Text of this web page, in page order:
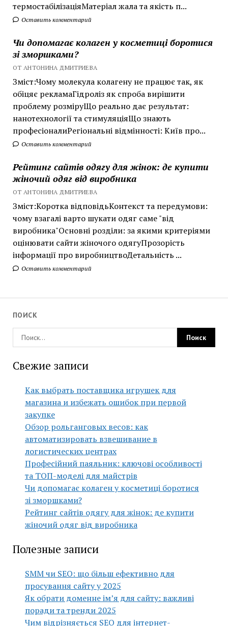
термостабілізаціяМатеріал жала та якість п...
Оставить комментарий
Чи допомагає колаген у косметиці боротися
зі зморшками?
ОТ АНТОНИНА ДМИТРИЕВА
Зміст:Чому молекула колагену не працює так, як
обіцяє рекламаГідроліз як спроба вирішити
проблему розміруЩо реально дає результат:
нанотехнології та стимуляціяЩо знають
професіоналиРегіональні відмінності: Київ про...
Оставить комментарий
Рейтинг сайтів одягу для жінок: де купити
жіночий одяг від виробника
ОТ АНТОНИНА ДМИТРИЕВА
Зміст:Коротка відповідьКонтекст та передумови:
чому взагалі варто шукати одяг саме "від
виробника"Основні розділи: за якими критеріями
оцінювати сайти жіночого одягуПрозорість
інформації про виробництвоДетальність ...
Оставить комментарий
ПОИСК
Свежие записи
Как выбрать поставщика игрушек для
магазина и избежать ошибок при первой
закупке
Обзор рольганговых весов: как
автоматизировать взвешивание в
логистических центрах
Професійний паяльник: ключові особливості
та ТОП-моделі для майстрів
Чи допомагає колаген у косметиці боротися
зі зморшками?
Рейтинг сайтів одягу для жінок: де купити
жіночий одяг від виробника
Полезные записи
SMM чи SEO: що більш ефективно для
просування сайту у 2025
Як обрати доменне ім’я для сайту: важливі
поради та тренди 2025
Чим відрізняється SEO для інтернет-